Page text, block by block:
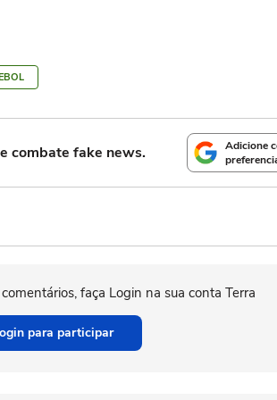
combate fake news.
Adicione
faça Login na sua conta Terra
para participar